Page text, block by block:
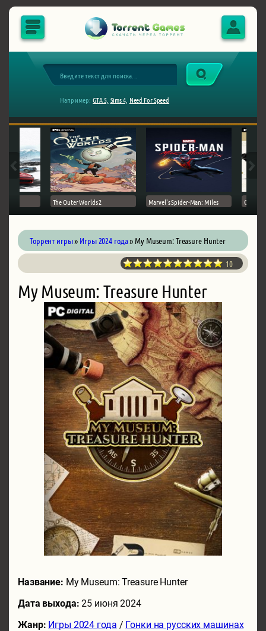
Например: GTA 5, Sims 4, Need For Speed
The Outer Worlds 2 Marvel's Spider-Man: Miles Ghost
Торрент игры» Игры 2024 года» My Museum: Treasure Hunter
10
My Museum: Treasure Hunter
Название: My Museum: Treasure Hunter
Дата выхода:25 июня 2024
Жанр: Игры 2024 года / Гонки на русских машинах